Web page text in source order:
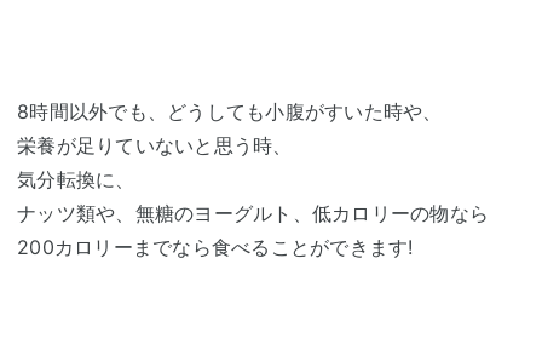
8時間以外でも、どうしても小腹がすいた時や、
栄養が足りていないと思う時、
気分転換に、
ナッツ類や、無糖のヨーグルト、低カロリーの物なら
200カロリーまでなら食べることができます!